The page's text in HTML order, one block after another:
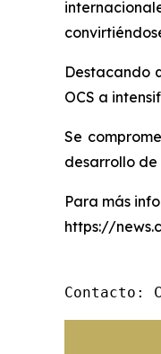
Destacando
OCS a
Se
desarrollo
Para más
https://
Contacto: